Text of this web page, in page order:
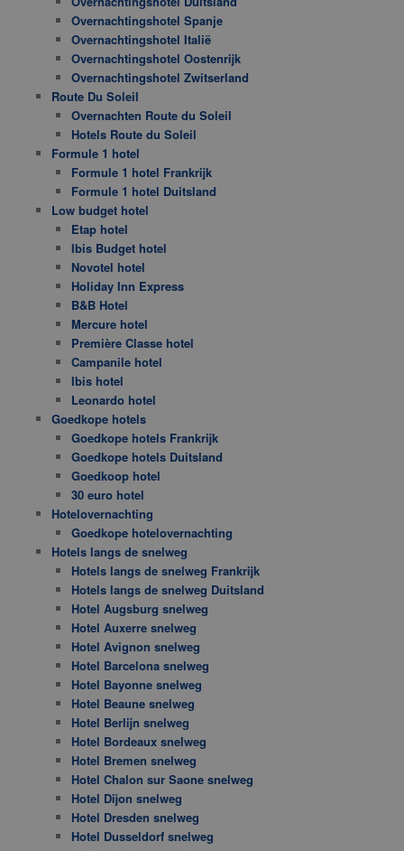
Overnachtingshotel Spanje
Overnachtingshotel Italië
Overnachtingshotel Oostenrijk
Overnachtingshotel Zwitserland
Route Du Soleil
Overnachten Route du Soleil
Hotels Route du Soleil
Formule 1 hotel
Formule 1 hotel Frankrijk
Formule 1 hotel Duitsland
Low budget hotel
Etap hotel
Ibis Budget hotel
Novotel hotel
Holiday Inn Express
B&B Hotel
Mercure hotel
Première Classe hotel
Campanile hotel
Ibis hotel
Leonardo hotel
Goedkope hotels
Goedkope hotels Frankrijk
Goedkope hotels Duitsland
Goedkoop hotel
30 euro hotel
Hotelovernachting
Goedkope hotelovernachting
Hotels langs de snelweg
Hotels langs de snelweg Frankrijk
Hotels langs de snelweg Duitsland
Hotel Augsburg snelweg
Hotel Auxerre snelweg
Hotel Avignon snelweg
Hotel Barcelona snelweg
Hotel Bayonne snelweg
Hotel Beaune snelweg
Hotel Berlijn snelweg
Hotel Bordeaux snelweg
Hotel Bremen snelweg
Hotel Chalon sur Saone snelweg
Hotel Dijon snelweg
Hotel Dresden snelweg
Hotel Dusseldorf snelweg